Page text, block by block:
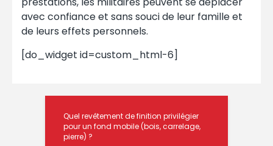
avec confiance et sans souci de leur famille et
de leurs effets personnels.
[do_widget id=custom_html-6]
Quel revêtement de finition privilégier
pour un fond mobile (bois, carrelage,
pierre) ?